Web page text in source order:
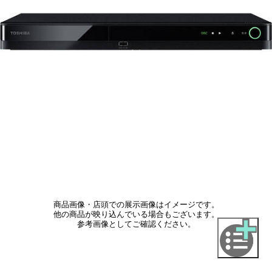
商品画像・店頭での展示画像はイメージです。
他の商品が映り込んでいる場合もございます。
参考画像としてご確認ください。